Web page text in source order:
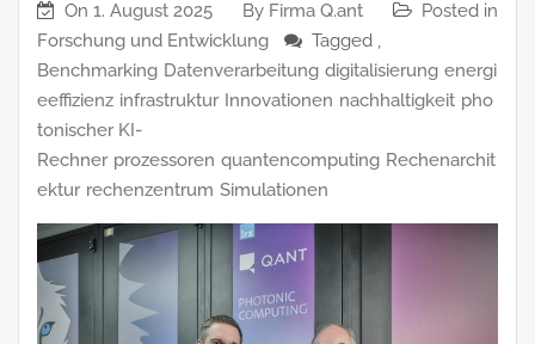
On 1. August 2025 By Firma Q.ant
Posted in
Forschung und Entwicklung
Tagged ,
Benchmarking Datenverarbeitung digitalisierung energi
eeffizienz infrastruktur Innovationen nachhaltigkeit pho
tonischer KI-
Rechner prozessoren quantencomputing Rechenarchit
ektur rechenzentrum Simulationen